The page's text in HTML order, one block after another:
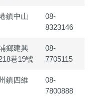
鎮中山
08-
8323146
鄉建興
巷19號
08-
7705115
鎮四維
08-
7800888